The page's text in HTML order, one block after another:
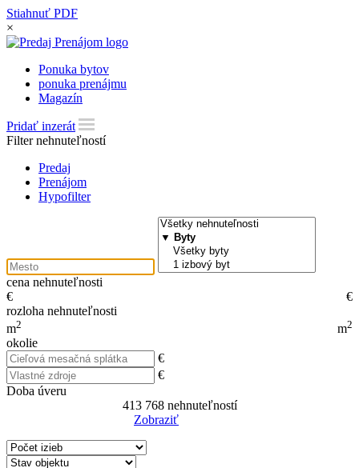
Stiahnuť PDF
×
Ponuka bytov
ponuka prenájmu
Magazín
Pridať inzerát
Filter nehnuteľností
Predaj
Prenájom
Hypofilter
cena nehnuteľnosti
€
€
rozloha nehnuteľnosti
m2 m2
okolie
€
€
Doba úveru
413 768nehnuteľností
Zobraziť